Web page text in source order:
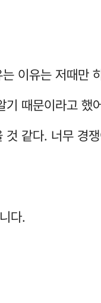
이유는 저때만
기 때문이라고 했
것 같다. 너무 경
다.